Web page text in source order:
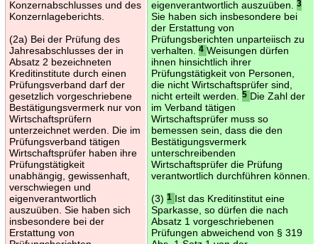
Konzernabschlusses und des
Konzernlageberichts.
(2a) Bei der Prüfung des
Jahresabschlusses der in
Absatz 2 bezeichneten
Kreditinstitute durch einen
Prüfungsverband darf der
gesetzlich vorgeschriebene
Bestätigungsvermerk nur von
Wirtschaftsprüfern
unterzeichnet werden. Die im
Prüfungsverband tätigen
Wirtschaftsprüfer haben ihre
Prüfungstätigkeit
unabhängig, gewissenhaft,
verschwiegen und
eigenverantwortlich
auszuüben. Sie haben sich
insbesondere bei der
Erstattung von
eigenverantwortlich auszuüben. 3
Sie haben sich insbesondere bei
der Erstattung von
Prüfungsberichten unparteiisch zu
verhalten.
4 Weisungen dürfen
ihnen hinsichtlich ihrer
Prüfungstätigkeit von Personen,
die nicht Wirtschaftsprüfer sind,
nicht erteilt werden.
5 Die Zahl der
im Verband tätigen
Wirtschaftsprüfer muss so
bemessen sein, dass die den
Bestätigungsvermerk
unterschreibenden
Wirtschaftsprüfer die Prüfung
verantwortlich durchführen können.
(3) 1 Ist das Kreditinstitut eine
Sparkasse, so dürfen die nach
Absatz 1 vorgeschriebenen
Prüfungen abweichend von § 319